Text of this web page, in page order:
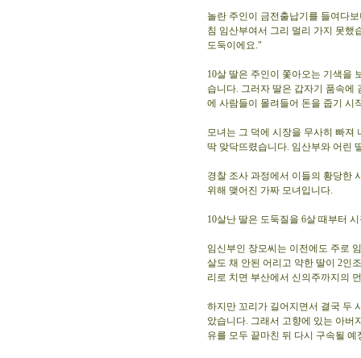
놀란 주인이 금전출납기를 들여다
침 임산부여서 그리 멀리 가지 못했
도둑이에요."
10살 딸은 주인이 쫓아오는 기색을
습니다. 그러자 딸은 갑자기 품속에
에 사람들이 몰려들어 돈을 줍기 시
모녀는 그 덕에 시장을 무사히 빠져
딱 맞닥뜨렸습니다. 임산부와 어린
경찰 조사 과정에서 이들의 황당한
위해 맺어진 가짜 모녀입니다.
10살난 딸은 도둑질을 6살 때부터
임신부인 장모씨는 이전에도 주로
살도 채 안된 어리고 약한 딸이 2인
리로 치면 부산에서 신의주까지의
하지만 꼬리가 길어지면서 결국 두
았습니다. 그래서 고향에 있는 아버
유를 모두 끝마친 뒤 다시 구속될 예